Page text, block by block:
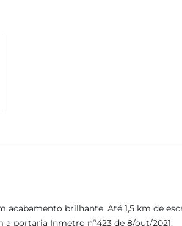
acabamento brilhante. Até 1,5 km de
portaria Inmetro nº423 de 8/out/2021.